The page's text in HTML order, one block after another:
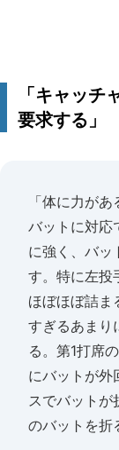
「キャッチ
要求する」
「体に力が
バットに対応
に強く、バッ
す。特に左投
ほぼほぼ詰ま
すぎるあまり
る。第1打席
にバットが外
スでバットが
のバットを折